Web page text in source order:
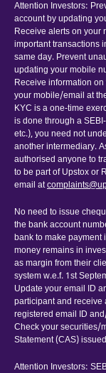
Attention Investors:
account by updating
Receive alerts on your
important transactions
same day. Prevent
updating your mobile
Receive information
your mobile/email at
KYC is a one-time
is done through a
etc.), you need not
another intermediary.
authorised anyone to
to be part of Upstox or
email at
No need to issue
the bank account
bank to make payment
money remains in
as margin from their
system w.e.f. 1st
Update your email ID
participant and receive
registered email ID
Check your securities/
Statement (CAS)
Attention Investors: